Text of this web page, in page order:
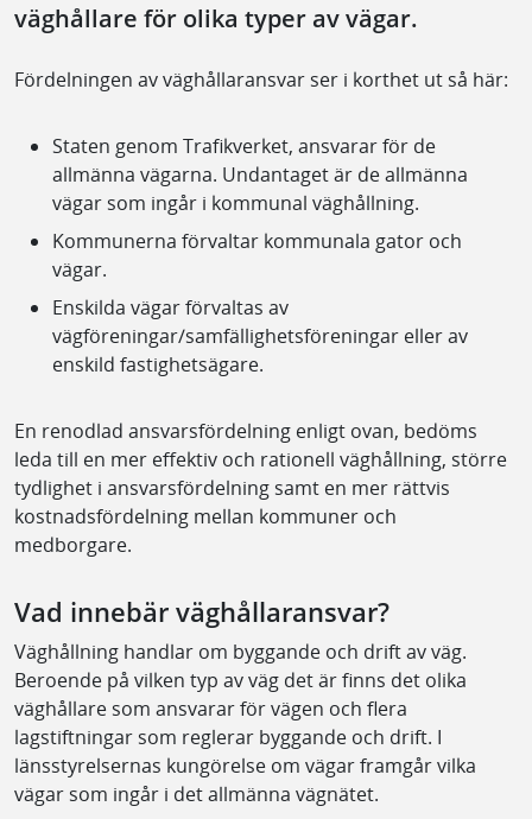
väghållare för olika typer av vägar.
Fördelningen av väghållaransvar ser i korthet ut så här:
Staten genom Trafikverket, ansvarar för de
allmänna vägarna. Undantaget är de allmänna
vägar som ingår i kommunal väghållning.
Kommunerna förvaltar kommunala gator och
vägar.
Enskilda vägar förvaltas av
vägföreningar/samfällighetsföreningar eller av
enskild fastighetsägare.
En renodlad ansvarsfördelning enligt ovan, bedöms
leda till en mer effektiv och rationell väghållning, större
tydlighet i ansvarsfördelning samt en mer rättvis
kostnadsfördelning mellan kommuner och
medborgare.
Vad innebär väghållaransvar?
Väghållning handlar om byggande och drift av väg.
Beroende på vilken typ av väg det är finns det olika
väghållare som ansvarar för vägen och flera
lagstiftningar som reglerar byggande och drift. I
länsstyrelsernas kungörelse om vägar framgår vilka
vägar som ingår i det allmänna vägnätet.